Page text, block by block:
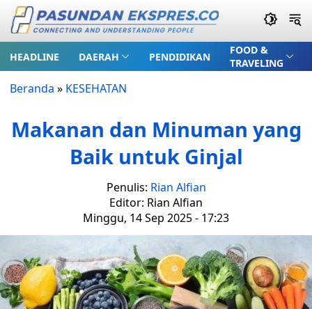
HEADLINE DAERAH PENDIDIKAN
FOOD &
TRAVELING
Beranda » KESEHATAN
Makanan dan Minuman yang
Baik untuk Ginjal
Penulis: Rian Alfian
Editor: Rian Alfian
Minggu, 14 Sep 2025 - 17:23